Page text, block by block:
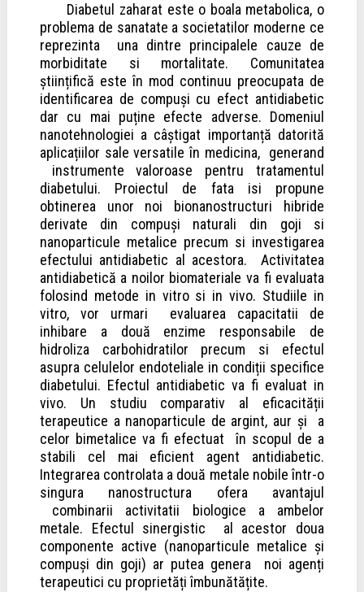
Diabetul zaharat este o boala metabolica, o
problema de sanatate a societatilor moderne ce
reprezinta una dintre principalele cauze de
morbiditate si mortalitate. Comunitatea
științifică este în mod continuu preocupata de
identificarea de compuși cu efect antidiabetic
dar cu mai puține efecte adverse. Domeniul
nanotehnologiei a câștigat importanță datorită
aplicațiilor sale versatile în medicina, generand
instrumente valoroase pentru tratamentul
diabetului. Proiectul de fata isi propune
obtinerea unor noi bionanostructuri hibride
derivate din compuși naturali din goji si
nanoparticule metalice precum si investigarea
efectului antidiabetic al acestora. Activitatea
antidiabetică a noilor biomateriale va fi evaluata
folosind metode in vitro si in vivo. Studiile in
vitro, vor urmari evaluarea capacitatii de
inhibare a două enzime responsabile de
hidroliza carbohidratilor precum si efectul
asupra celulelor endoteliale in condiții specifice
diabetului. Efectul antidiabetic va fi evaluat in
vivo. Un studiu comparativ al eficacității
terapeutice a nanoparticule de argint, aur și a
celor bimetalice va fi efectuat în scopul de a
stabili cel mai eficient agent antidiabetic.
Integrarea controlata a două metale nobile într-o
singura nanostructura ofera avantajul
combinarii activitatii biologice a ambelor
metale. Efectul sinergistic al acestor doua
componente active (nanoparticule metalice și
compuși din goji) ar putea genera noi agenți
terapeutici cu proprietăți îmbunătățite.